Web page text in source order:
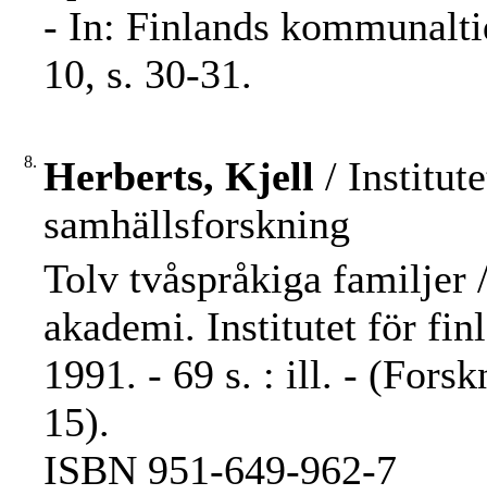
- In: Finlands
10, s. 30-31.
8. Herberts, Kjell /
samhällsforskning
Tolv tvåspråkiga familjer
akademi. Institutet för
1991. - 69 s. : ill. -
15).
ISBN 951-649-962-7